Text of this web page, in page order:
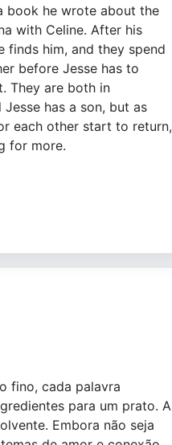
book he wrote about the
with Celine. After his
finds him, and they spend
before Jesse has to
They are both in
has a son, but as
each other start to return,
for more.
fino, cada palavra
para um prato. A
Embora não seja